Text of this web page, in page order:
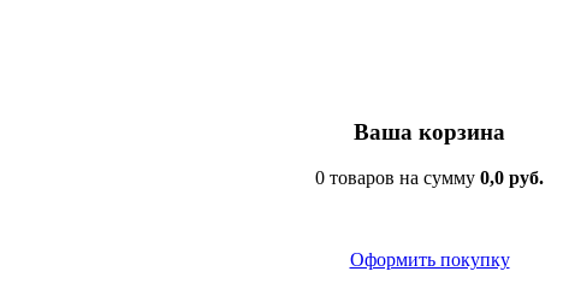
Ваша корзина
0 товаров на сумму 0,0 руб.
Оформить покупку